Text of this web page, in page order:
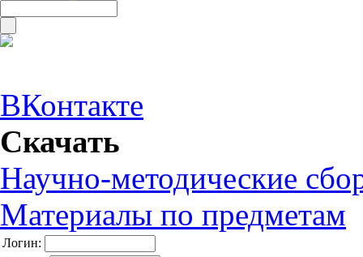
ВКонтакте
Скачать
Научно-методические
Материалы по предметам
Логин: